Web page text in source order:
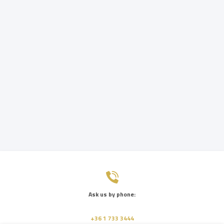
Ask us by phone:
+36 1 733 3444